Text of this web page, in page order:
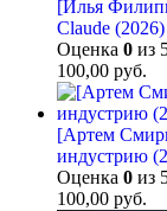
[Илья
Claude (2026)
Оценка 0 из
100,00 руб.
[Артем
индустрию
Оценка 0 из
100,00 руб.